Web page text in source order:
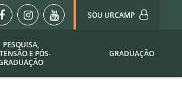
SOU URCAMP
Sou Urcamp (Portal)
Biblioteca
PESQUISA,
E PÓS-
GRADUAÇÃO